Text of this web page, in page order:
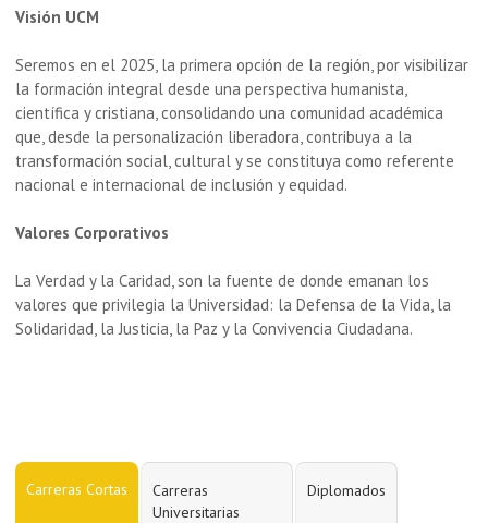
Visión UCM
Seremos en el 2025, la primera opción de la región, por visibilizar
la formación integral desde una perspectiva humanista,
científica y cristiana, consolidando una comunidad académica
que, desde la personalización liberadora, contribuya a la
transformación social, cultural y se constituya como referente
nacional e internacional de inclusión y equidad.
Valores Corporativos
La Verdad y la Caridad, son la fuente de donde emanan los
valores que privilegia la Universidad: la Defensa de la Vida, la
Solidaridad, la Justicia, la Paz y la Convivencia Ciudadana.
Carreras Cortas
Carreras
Universitarias
Diplomados